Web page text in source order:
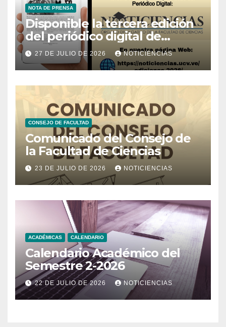
NOTA DE PRENSA
Disponible la tercera edición
del periódico digital de
Noticiencias 2026
27 DE JULIO DE 2026 NOTICIENCIAS
CONSEJO DE FACULTAD
Comunicado del Consejo de
la Facultad de Ciencias
23 DE JULIO DE 2026 NOTICIENCIAS
ACADÉMICAS CALENDARIO
Calendario Académico del
Semestre 2-2026
22 DE JULIO DE 2026 NOTICIENCIAS